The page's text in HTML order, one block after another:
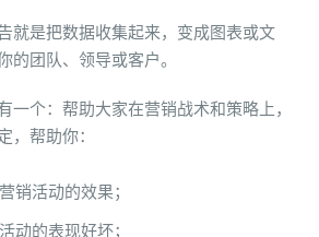
就是把数据收集起来，变成图表或文
的团队、领导或客户。
一个：帮助大家在营销战术和策略上，
，帮助你：
销活动的效果；
动的表现好坏；